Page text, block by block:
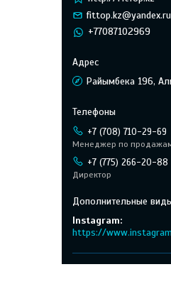
fittop.kz@yandex.ru
+77087102969
Райымбека 196,
+7 (708) 710-29-69
Менеджер по
+7 (775) 266-20-88
Директор
Instagram
https://